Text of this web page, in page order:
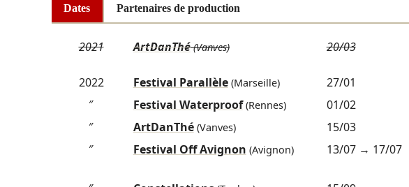
Dates Partenaires de production
2021 ArtDanThé(Vanves) 20/03
2022 Festival Parallèle(Marseille) 27/01
″
Festival Waterproof(Rennes) 01/02
″ ArtDanThé(Vanves) 15/03
″
Festival Off Avignon (Avignon) 13/07→ 17/07